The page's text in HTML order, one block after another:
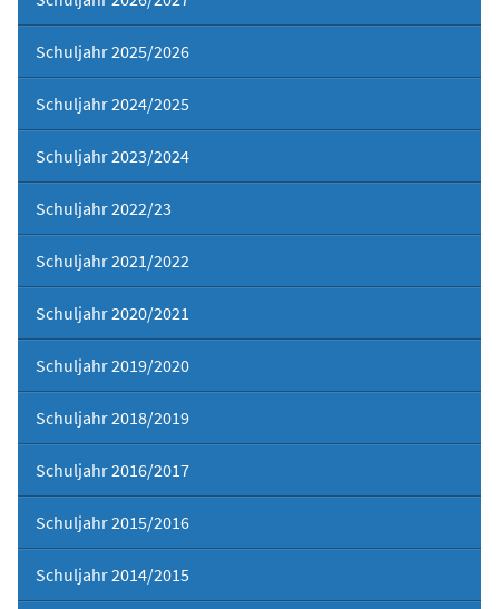
Schuljahr 2025/2026
Schuljahr 2024/2025
Schuljahr 2023/2024
Schuljahr 2022/23
Schuljahr 2021/2022
Schuljahr 2020/2021
Schuljahr 2019/2020
Schuljahr 2018/2019
Schuljahr 2016/2017
Schuljahr 2015/2016
Schuljahr 2014/2015